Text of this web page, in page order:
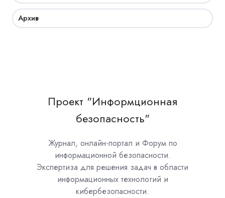
Архив
Проект "Информционная
безопасность"
Журнал, онлайн-портал и Форум по
информационной безопасности.
Экспертиза для решения задач в области
информационных технологий и
кибербезопасности.